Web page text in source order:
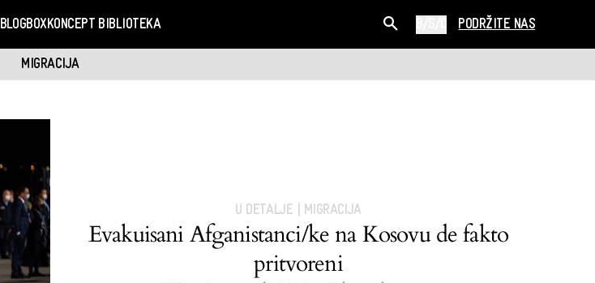
BLOGBOXKONCEPT BIBLIOTEKA PODRŽITE NAS
MIGRACIJA
U DETALJE MIGRACIJA
Evakuisani Afganistanci/ke na Kosovu de fakto
pritvoreni